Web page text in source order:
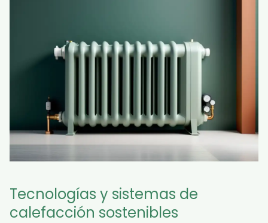
Tecnologías y sistemas de
calefacción sostenibles